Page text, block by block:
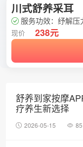
川式舒养采耳
服务功效：纾解压
现价 238元
舒养到家按摩
疗养生新选择
2026-05-15 85